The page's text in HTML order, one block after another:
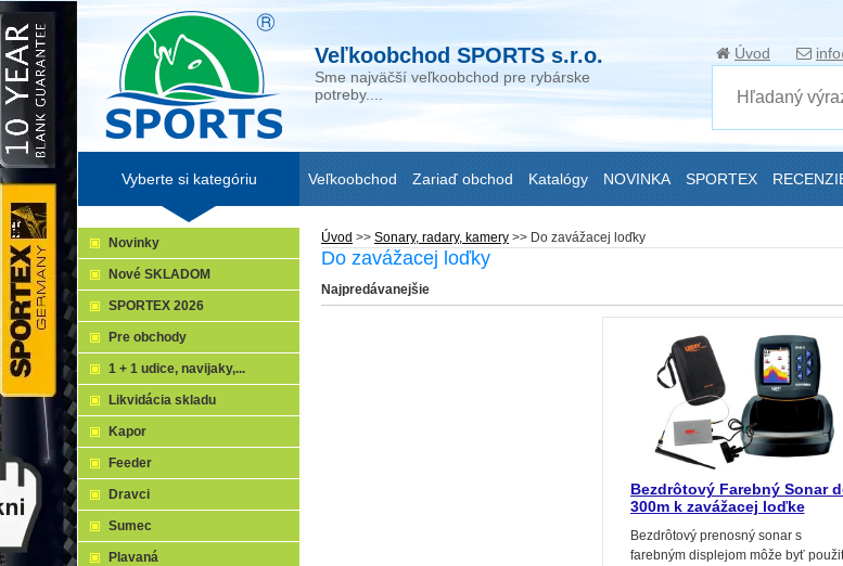
Veľkoobchod SPORTS s.r.o.
Sme najväčší veľkoobchod pre rybárske
potreby....
Úvod
Úvod >> Sonary, radary, kamery >> Do zavážacej loďky
Do zavážacej loďky
Najpredávanejšie
Bezdrôtový Farebný Sonar
300m k zavážacej loďke
Bezdrôtový prenosný sonar s
farebným displejom môže byť
Novinky
Nové SKLADOM
SPORTEX 2026
Pre obchody
1 + 1 udice, navijaky,...
Likvidácia skladu
Kapor
Feeder
Dravci
Sumec
Plavaná
Vyberte si kategóriu Veľkoobchod Zariaď obchod Katalógy NOVINKA SPORTEX